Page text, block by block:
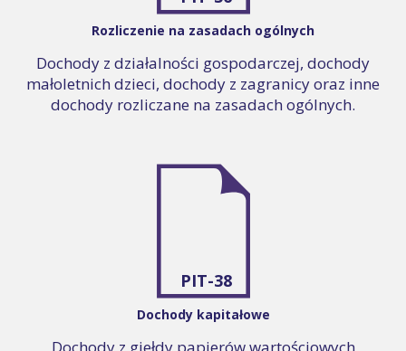
Rozliczenie na zasadach ogólnych
Dochody z działalności gospodarczej, dochody
małoletnich dzieci, dochody z zagranicy oraz inne
dochody rozliczane na zasadach ogólnych.
PIT-38
Dochody kapitałowe
Dochody z giełdy papierów wartościowych